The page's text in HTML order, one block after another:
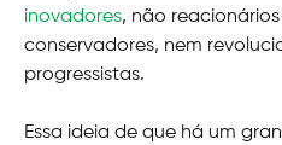
inovadores, não
conservadores, nem
progressistas.
Essa ideia de que há um